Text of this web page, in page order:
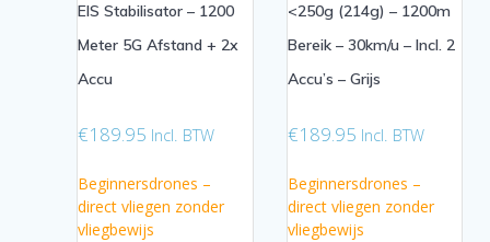
EIS Stabilisator – 1200
Meter 5G Afstand + 2x
Accu
€189.95 Incl. BTW
Beginnersdrones –
direct vliegen zonder
vliegbewijs
<250g (214g) – 1200m
Bereik – 30km/u – Incl. 2
Accu’s – Grijs
€189.95 Incl. BTW
Beginnersdrones –
direct vliegen zonder
vliegbewijs